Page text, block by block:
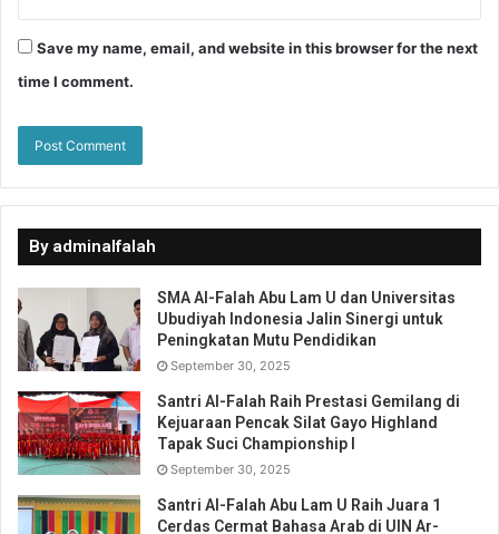
Save my name, email, and website in this browser for the next
time I comment.
By adminalfalah
SMA Al-Falah Abu Lam U dan Universitas
Ubudiyah Indonesia Jalin Sinergi untuk
Peningkatan Mutu Pendidikan
September 30, 2025
Santri Al-Falah Raih Prestasi Gemilang di
Kejuaraan Pencak Silat Gayo Highland
Tapak Suci Championship I
September 30, 2025
Santri Al-Falah Abu Lam U Raih Juara 1
Cerdas Cermat Bahasa Arab di UIN Ar-